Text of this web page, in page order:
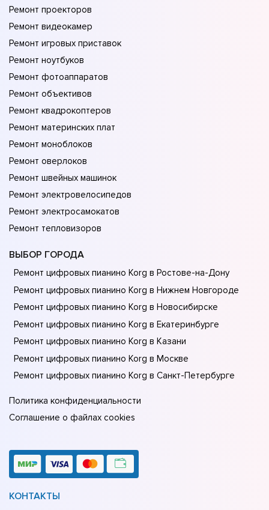
Ремонт проекторов
Ремонт видеокамер
Ремонт игровых приставок
Ремонт ноутбуков
Ремонт фотоаппаратов
Ремонт объективов
Ремонт квадрокоптеров
Ремонт материнских плат
Ремонт моноблоков
Ремонт оверлоков
Ремонт швейных машинок
Ремонт электровелосипедов
Ремонт электросамокатов
Ремонт тепловизоров
ВЫБОР ГОРОДА
Ремонт цифровых пианино Korg в Ростове-на-Донy
Ремонт цифровых пианино Korg в Нижнем Новгороде
Ремонт цифровых пианино Korg в Новосибирске
Ремонт цифровых пианино Korg в Екатеринбурге
Ремонт цифровых пианино Korg в Казани
Ремонт цифровых пианино Korg в Москве
Ремонт цифровых пианино Korg в Санкт-Петербурге
Политика конфиденциальности
Соглашение о файлах cookies
КОНТАКТЫ